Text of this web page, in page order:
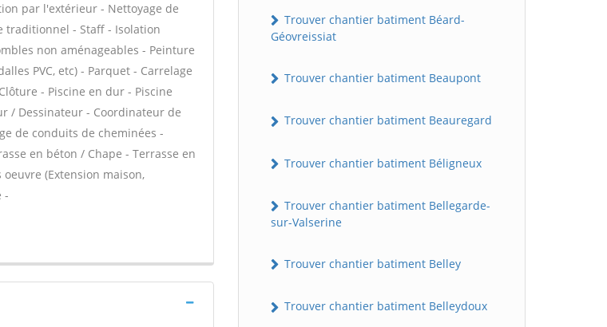
par l'extérieur - Nettoyage de
traditionnel - Staff - Isolation
non aménageables - Peinture
PVC, etc) - Parquet - Carrelage
- Piscine en dur - Piscine
/ Dessinateur - Coordinateur de
de conduits de cheminées -
en béton / Chape - Terrasse en
(Extension maison,
-
Trouver chantier batiment Béard-
Géovreissiat
Trouver chantier batiment Beaupont
Trouver chantier batiment Beauregard
Trouver chantier batiment Béligneux
Trouver chantier batiment Bellegarde-
sur-Valserine
Trouver chantier batiment Belley
Trouver chantier batiment Belleydoux